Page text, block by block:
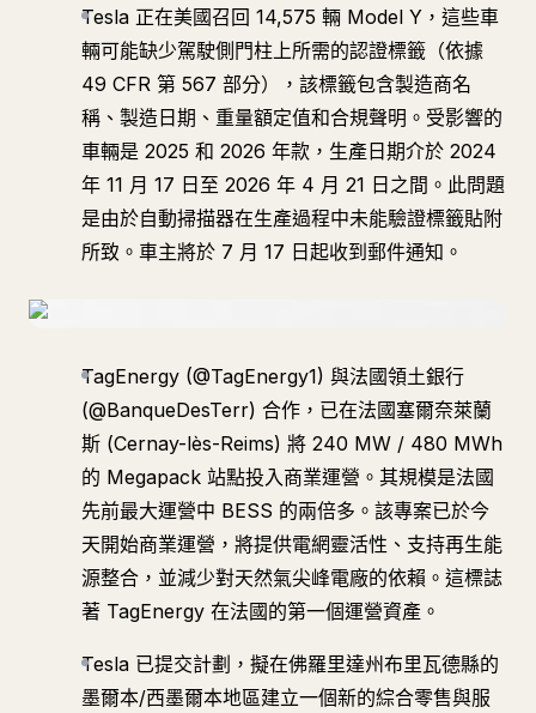
Tesla 正在美國召回 14,575 輛 Model Y，這些車
輛可能缺少駕駛側門柱上所需的認證標籤（依據
49 CFR 第 567 部分），該標籤包含製造商名
稱、製造日期、重量額定值和合規聲明。受影響的
車輛是 2025 和 2026 年款，生產日期介於 2024
年 11 月 17 日至 2026 年 4 月 21 日之間。此問題
是由於自動掃描器在生產過程中未能驗證標籤貼附
所致。車主將於 7 月 17 日起收到郵件通知。
TagEnergy (@TagEnergy1) 與法國領土銀行
(@BanqueDesTerr) 合作，已在法國塞爾奈萊蘭
斯 (Cernay-lès-Reims) 將 240 MW / 480 MWh
的 Megapack 站點投入商業運營。其規模是法國
先前最大運營中 BESS 的兩倍多。該專案已於今
天開始商業運營，將提供電網靈活性、支持再生能
源整合，並減少對天然氣尖峰電廠的依賴。這標誌
著 TagEnergy 在法國的第一個運營資產。
Tesla 已提交計劃，擬在佛羅里達州布里瓦德縣的
墨爾本/西墨爾本地區建立一個新的綜合零售與服